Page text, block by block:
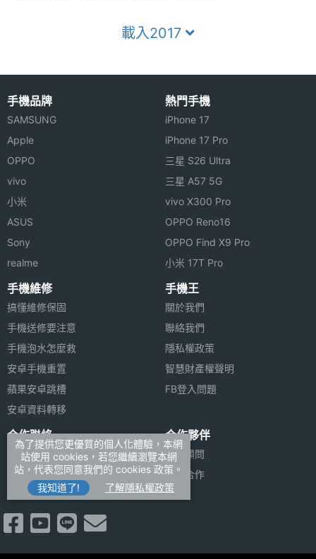
載入2017
手機品牌
SAMSUNG
Apple
OPPO
vivo
小米
ASUS
Sony
realme
熱門手機
iPhone 17
iPhone 17 Pro
三星 S26 Ultra
三星 A57 5G
vivo X300 Pro
OPPO Reno16
OPPO Find X9 Pro
小米 17T Pro
手機維修
搞懂維修保固
手機送修要注意
手機泡水怎麼救
安卓手機重置
蘋果安卓跳槽
安卓資料轉移
手機王
關於我們
聯絡我們
隱私權政策
智慧財產權聲明
FB登入問題
合作聯絡
廣告刊登
加入商店報價
新聞聯絡
合作夥伴
法律顧問
媒體合作
為了提供您更優質的個人化體驗，本網
站使用 cookies，若您繼續瀏覽本網
站，代表您同意我們的 cookies 政策。
我知道了!
了解隱私權政策